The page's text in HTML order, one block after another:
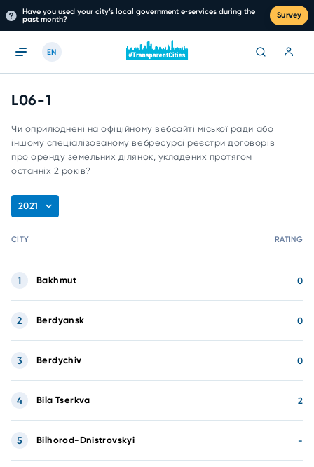
Have you used your city’s local government e‑services during the
past month?
Survey
EN
L06-1
Чи оприлюднені на офіційному вебсайті міської ради або
іншому спеціалізованому вебресурсі реєстри договорів
про оренду земельних ділянок, укладених протягом
останніх 2 років?
2021
CITY RATING
Bakhmut 0
1
Berdyansk 0
2
Berdychiv 0
3
Bila Tserkva 2
4
Bilhorod-Dnistrovskyi -
5